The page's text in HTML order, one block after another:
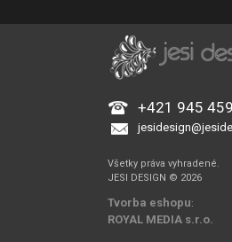
+421 945
Všetky práva vyhradené.
JESI DESIGN © 2026
Tvorba eshopu:
ROYAL MEDIA s.r.o.